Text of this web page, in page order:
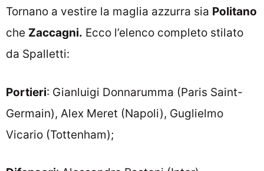
Tornano a vestire la maglia azzurra sia Politano
che Zaccagni. Ecco l’elenco completo stilato
da Spalletti:
Portieri: Gianluigi Donnarumma (Paris Saint-
Germain), Alex Meret (Napoli), Guglielmo
Vicario (Tottenham);